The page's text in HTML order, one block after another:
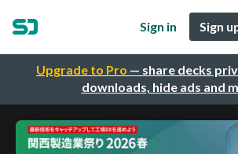
Upgrade to Pro — share decks
downloads, hide ads and
Sign in Sign